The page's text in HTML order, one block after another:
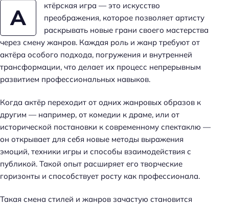
А
ктёрская игра — это искусство
преображения, которое позволяет артисту
раскрывать новые грани своего мастерства
через смену жанров. Каждая роль и жанр требуют от
актёра особого подхода, погружения и внутренней
трансформации, что делает их процесс непрерывным
развитием профессиональных навыков.
Когда актёр переходит от одних жанровых образов к
другим — например, от комедии к драме, или от
исторической постановки к современному спектаклю —
он открывает для себя новые методы выражения
эмоций, техники игры и способы взаимодействия с
публикой. Такой опыт расширяет его творческие
горизонты и способствует росту как профессионала.
Такая смена стилей и жанров зачастую становится